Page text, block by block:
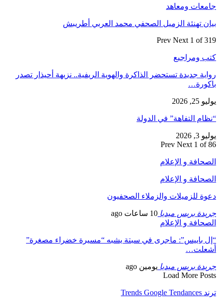
جامعات ومعاهد
بيان تهنئة الزميل الصحفي محمد العربي أطريبش
Prev Next 1 of 319
كتب ومراجيع
رواية جديدة تستحضر الذاكرة والهوية الريفية.. نزيهة أحيذار تصدر
باكورة…
يوليو 25, 2026
“نظام التفاهة” في الدولة
يوليو 3, 2026
Prev Next 1 of 86
الصحافة و الإعلام
الصحافة و الإعلام
دعوة للزميلات والزملاء الصحفيون
جريدة بريس ميديا 10 ساعات ago
الصحافة و الإعلام
“إل باييس”: ماجرى في سبتة يشبه “مسيرة خضراء مصغرة”
أشعلت…
جريدة بريس ميديا يومين ago
Load More Posts
ترند Trends Google Tendances